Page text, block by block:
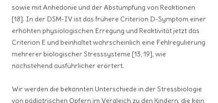
sowie mit Anhedonie und der Abstumpfung von Reaktionen
[18]. In der DSM-IV ist das frühere Criterion D-Symptom einer
erhöhten physiologischen Erregung und Reaktivität jetzt das
Criterion E und beinhaltet wahrscheinlich eine Fehlregulierung
mehrerer biologischer Stresssysteme [13, 19], wie
nachstehend ausführlicher erörtert.
Wir werden die bekannten Unterschiede in der Stressbiologie
von pädiatrischen Opfern im Vergleich zu den Kindern, die kein